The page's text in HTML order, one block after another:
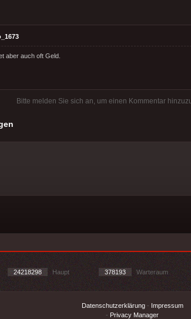
aber auch oft Geld.
Bitte melden Sie sich an, um einen Kommentar
24218298 Haupt 378193 Warteraum
Datenschutzerklärung- Impressum
- Privacy Manager